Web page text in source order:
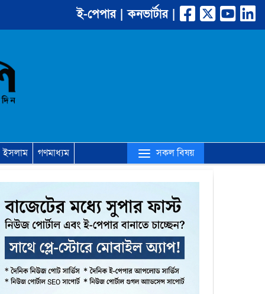
ই-পেপার |
(current) কনভার্টার |
ইসলাম গণমাধ্যম সকল বিষয়